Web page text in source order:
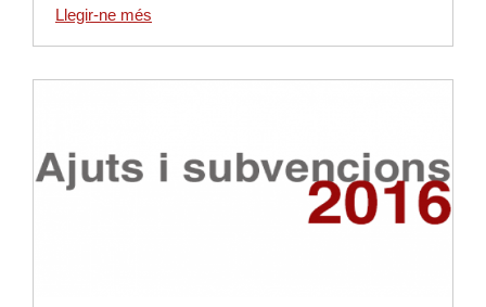
Llegir-ne més